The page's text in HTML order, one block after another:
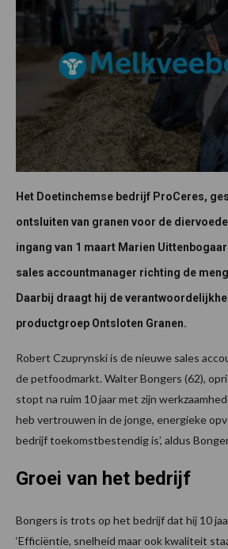
Het Doetinchemse bedrijf ProCeres,
ontsluiten van granen voor de
ingang van 1 maart Marien
sales accountmanager richting de
Daarbij draagt hij de
productgroep Ontsloten Granen.
Robert Czuprynski is de nieuwe sales
de petfoodmarkt. Walter Bongers (62),
stopt na ruim 10 jaar met zijn
heb vertrouwen in de jonge, energieke
bedrijf toekomstbestendig is’, aldus
Groei van het bedrijf
Bongers is trots op het bedrijf dat hij 10
‘Efficiëntie, snelheid maar ook kwaliteit